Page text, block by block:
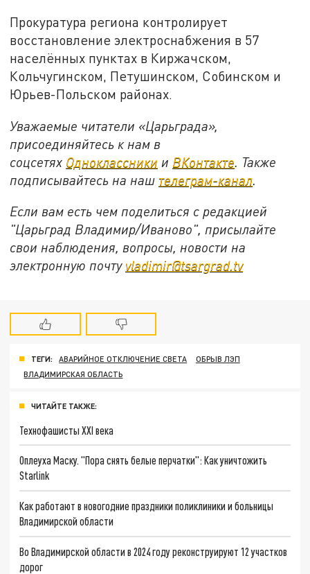
Прокуратура региона контролирует
восстановление электроснабжения в 57
населëнных пунктах в Киржачском,
Кольчугинском, Петушинском, Собинском и
Юрьев-Польском районах.
Уважаемые читатели «Царьграда»,
присоединяйтесь к нам в
соцсетях Одноклассники и ВКонтакте . Также
подписывайтесь на наш телеграм-канал
Если вам есть чем поделиться с редакцией
"Царьград Владимир/Иваново", присылайте
свои наблюдения, вопросы, новости на
электронную почту vladimir@tsargrad.tv
ТЕГИ: АВАРИЙНОЕ ОТКЛЮЧЕНИЕ СВЕТА
ОБРЫВ ЛЭП
ВЛАДИМИРСКАЯ ОБЛАСТЬ
ЧИТАЙТЕ ТАКЖЕ:
Технофашисты XXI века
Оплеуха Маску. "Пора снять белые перчатки": Как уничтожить
Starlink
Как работают в новогодние праздники поликлиники и больницы
Владимирской области
Во Владимирской области в 2024 году реконструируют 12 участков
дорог